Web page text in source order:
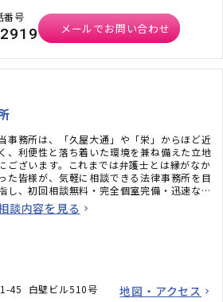
番号
メールでお問い合わせ
事務所は、「久屋大通」や「栄」からほど近
く、利便性と落ち着いた環境を兼ね備えた立地
ございます。これまでは弁護士とは縁がなか
た皆様が、気軽に相談できる法律事務所を目
し、初回相談無料・完全個室完備・迅速なメ
ル対応など、相談しやすい環境も整えていま
。「弁護士に相談するべきかわからない」と
談内容を見る
45 白壁ビル510号 地図・アクセス